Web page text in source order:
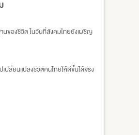
านของชีวิต ในวันที่สังคมไทยยังเผชิญ
ปลี่ยนแปลงชีวิตคนไทยให้ดีขึ้นได้จริง